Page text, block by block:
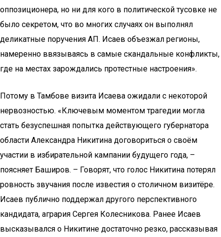
оппозиционера, но ни для кого в политической тусовке не
было секретом, что во многих случаях он выполнял
деликатные поручения АП. Исаев объезжал регионы,
намеренно ввязываясь в самые скандальные конфликты,
где на местах зарождались протестные настроения».
Потому в Тамбове визита Исаева ожидали с некоторой
нер­возностью. «Ключевым моментом трагедии могла
стать безуспешная попытка действующего губернатора
области Александра Никитина договориться о своём
участии в избирательной кампании будущего года, –
поясняет Баширов. – Говорят, что голос Никитина потерял
ровность звучания после известия о столичном визитёре.
Исаев публично поддержал другого перспективного
кандидата, агрария Сергея Колесникова. Ранее Исаев
высказывался о Никитине достаточно резко, рассказывая